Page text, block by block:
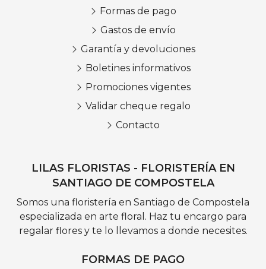
LILAS FLORISTAS - FLORISTERÍA EN
SANTIAGO DE COMPOSTELA
Somos una floristería en Santiago de Compostela
especializada en arte floral. Haz tu encargo para
regalar flores y te lo llevamos a donde necesites.
FORMAS DE PAGO
Formas de pago
Gastos de envío
Garantía y devoluciones
Boletines informativos
Promociones vigentes
Validar cheque regalo
Contacto